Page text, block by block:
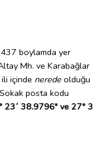
boylamda yer
Mh. ve Karabağlar
içinde nerede olduğu
posta kodu
23´ 38.9796" ve 27° 3